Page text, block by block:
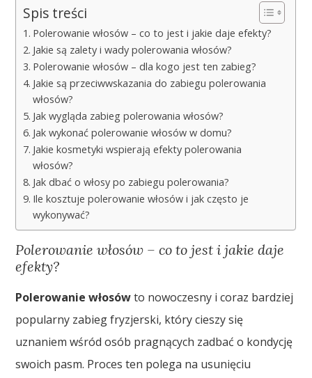
Spis treści
Polerowanie włosów – co to jest i jakie daje efekty?
Jakie są zalety i wady polerowania włosów?
Polerowanie włosów – dla kogo jest ten zabieg?
Jakie są przeciwwskazania do zabiegu polerowania
włosów?
Jak wygląda zabieg polerowania włosów?
Jak wykonać polerowanie włosów w domu?
Jakie kosmetyki wspierają efekty polerowania
włosów?
Jak dbać o włosy po zabiegu polerowania?
Ile kosztuje polerowanie włosów i jak często je
wykonywać?
Polerowanie włosów – co to jest i jakie daje
efekty?
Polerowanie włosówto nowoczesny i coraz bardziej
popularny zabieg fryzjerski, który cieszy się
uznaniem wśród osób pragnących zadbać o kondycję
swoich pasm. Proces ten polega na usunięciu